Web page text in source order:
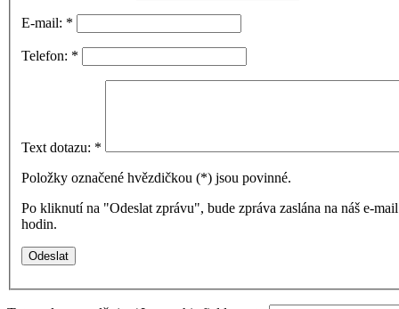
E-mail: *
Telefon: *
Text dotazu: *
Položky označené hvězdičkou (*) jsou povinné.
Po kliknutí na "Odeslat zprávu", bude zpráva zaslána na náš e-
hodin.